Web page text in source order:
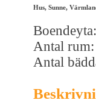
Hus, Sunne,
Antal
Antal